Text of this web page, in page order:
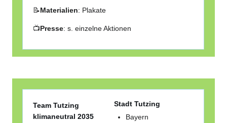
📝Materialien: Plakate
📺Presse: s. einzelne Aktionen
Team Tutzing
klimaneutral 2035
Stadt Tutzing
Bayern